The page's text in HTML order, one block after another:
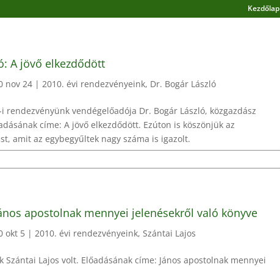
Kezdőlap
A jövő elkezdődött
nov 24 |2010. évi rendezvényeink, Dr. Bogár László
rendezvényünk vendégelőadója Dr. Bogár László, közgazdász
címe: A jövő elkezdődött. Ezúton is köszönjük az
amit az egybegyűltek nagy száma is igazolt.
apostolnak mennyei jelenésekről való könyve
okt 5 |2010. évi rendezvényeink,Szántai Lajos
Szántai Lajos volt. Előadásának címe: János apostolnak mennyei